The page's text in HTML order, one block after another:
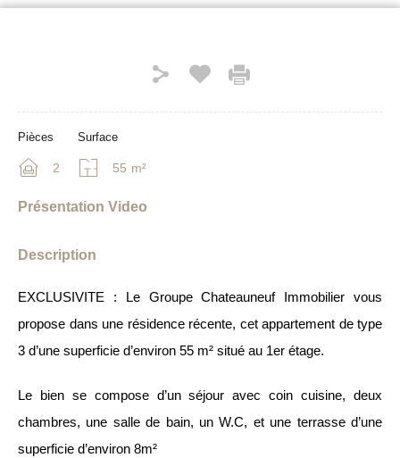
Pièces
2
Surface
55 m²
Présentation Video
Description
EXCLUSIVITE : Le Groupe Chateauneuf Immobilier vous
propose dans une résidence récente, cet appartement de type
3 d’une superficie d’environ 55 m² situé au 1er étage.
Le bien se compose d’un séjour avec coin cuisine, deux
chambres, une salle de bain, un W.C, et une terrasse d’une
superficie d’environ 8m²